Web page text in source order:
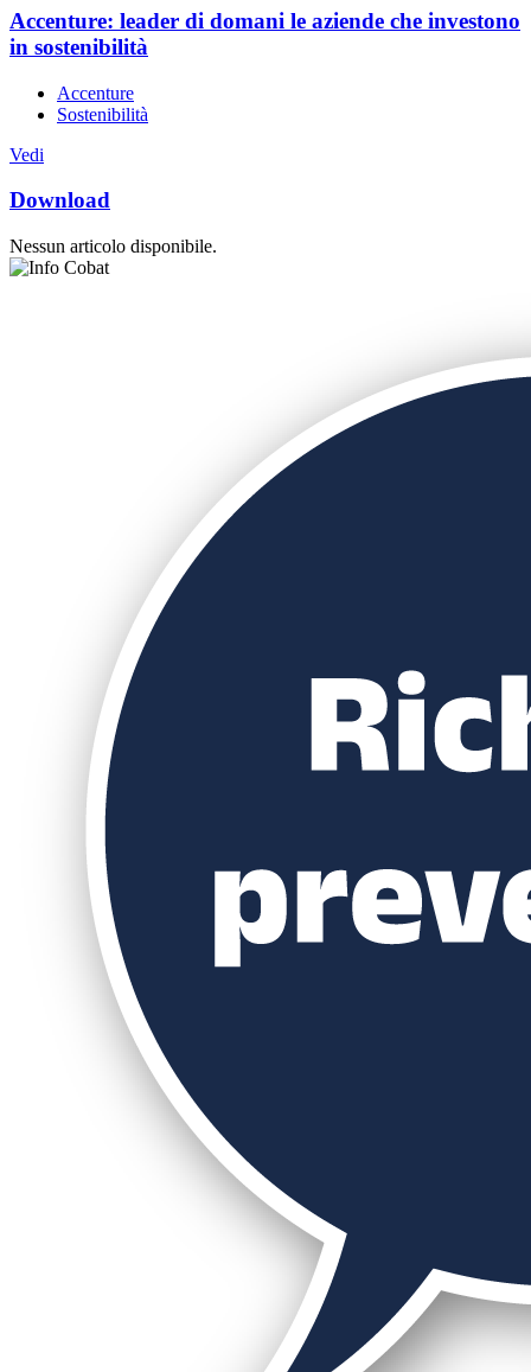
Accenture: leader di domani le aziende che investono
in sostenibilità
Accenture
Sostenibilità
Vedi
Download
Nessun articolo disponibile.